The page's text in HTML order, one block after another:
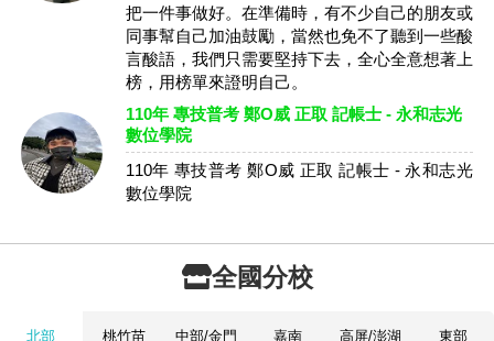
把一件事做好。在準備時，有不少自己的朋友或
同事幫自己加油鼓勵，當然也免不了聽到一些酸
言酸語，我們只需要堅持下去，全心全意想著上
榜，用榜單來證明自己。
110年 專技普考 鄭O威 正取 記帳士 - 永和志光
數位學院
110年 專技普考 鄭O威 正取 記帳士 - 永和志光
數位學院
全國分校
北部 桃竹苗 中部/金門 嘉南 高屏/澎湖 東部